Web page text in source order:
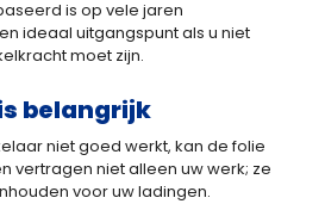
is op vele jaren
ideaal uitgangspunt als u niet
moet zijn.
belangrijk
niet goed werkt, kan de folie
vertragen niet alleen uw werk; ze
voor uw ladingen.